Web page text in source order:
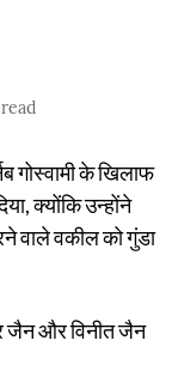
गोस्वामी के खिलाफ
क्योंकि उन्होंने
वाले वकील को गुंडा
जैन और विनीत जैन